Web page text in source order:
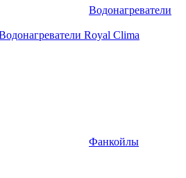
Водонагреватели
Royal Clima
Фанкойлы